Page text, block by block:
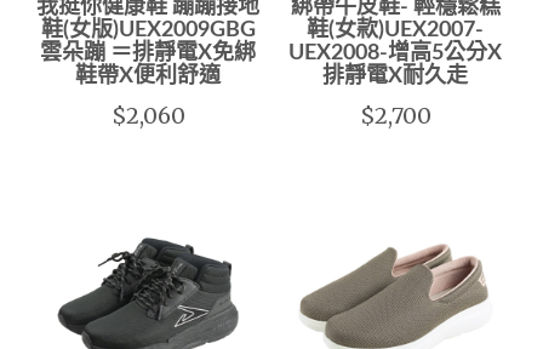
我挺你健康鞋 蹦蹦接地
鞋(女版)UEX2009GBG
雲朵蹦 ＝排靜電X免綁
鞋帶X便利舒適
$2,060
綁帶牛皮鞋- 輕穩鬆糕
鞋(女款)UEX2007-
UEX2008-增高5公分X
排靜電X耐久走
$2,700